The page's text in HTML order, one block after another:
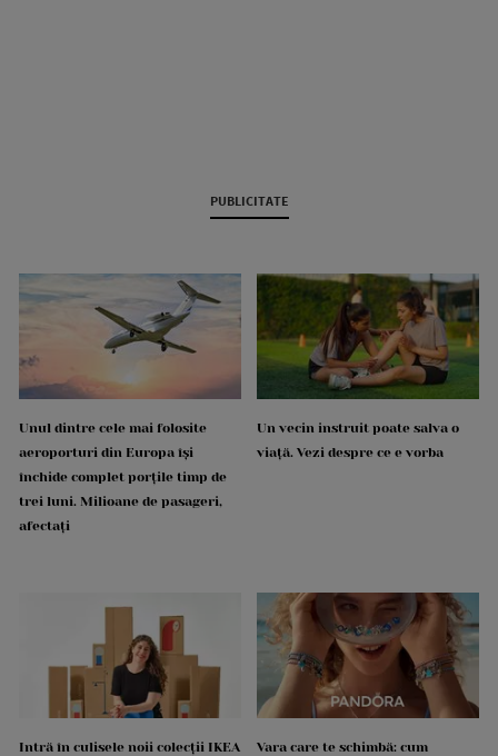
PUBLICITATE
Unul dintre cele mai folosite
aeroporturi din Europa își
închide complet porțile timp de
trei luni. Milioane de pasageri,
afectați
Un vecin instruit poate salva o
viață. Vezi despre ce e vorba
Intră în culisele noii colecții IKEA
Vara care te schimbă: cum